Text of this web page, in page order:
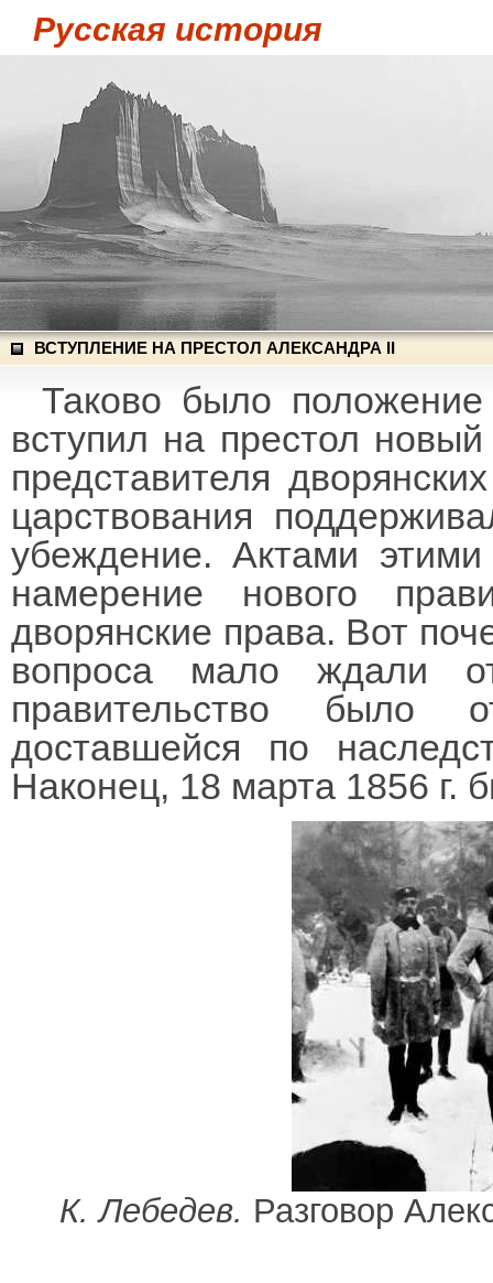
Русская история
ВСТУПЛЕНИЕ НА ПРЕСТОЛ АЛЕКСАНДРА II
Таково было
вступил на престол
представителя
царствования
убеждение. Актами
намерение нового
дворянские права. Вот
вопроса мало ждали
правительство было
доставшейся по
Наконец, 18 марта 1856 г.
К. Лебедев. Разговор